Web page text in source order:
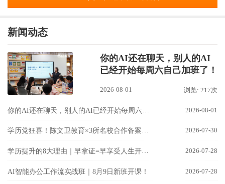
新闻动态
你的AI还在聊天，别人的AI
已经开始每周六自己加班了！
2026-08-01 浏览: 217次
2026-08-01
学历党狂喜！陈文卫教育×3所名校合作备案成功！ 2026-07-30
学历提升的8大理由｜早拿证=早享受人生开挂！ 2026-07-28
AI智能办公工作流实战班｜8月9日新班开课！ 2026-07-28